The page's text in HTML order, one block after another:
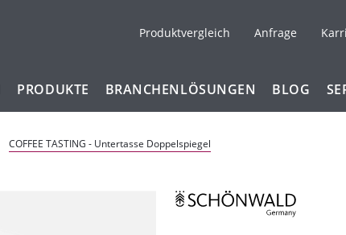
Produktvergleich Anfrage
PRODUKTE BRANCHENLÖSUNGEN BLOG
COFFEE TASTING - Untertasse Doppelspiegel